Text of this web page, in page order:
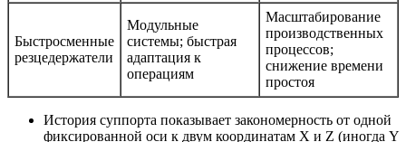
Быстросменные
резцедержатели
Модульные
системы; быстрая
адаптация к
операциям
Масштабирование
производственных
процессов;
снижение времени
простоя
История суппорта показывает закономерность от одной
фиксированной оси к двум координатам X и Z (иногда Y